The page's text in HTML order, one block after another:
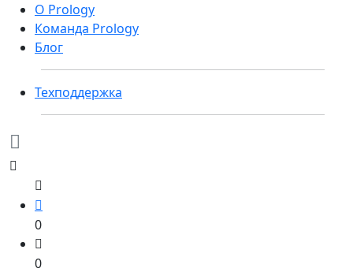
О Prology
Команда Prology
Блог
Техподдержка
0
0